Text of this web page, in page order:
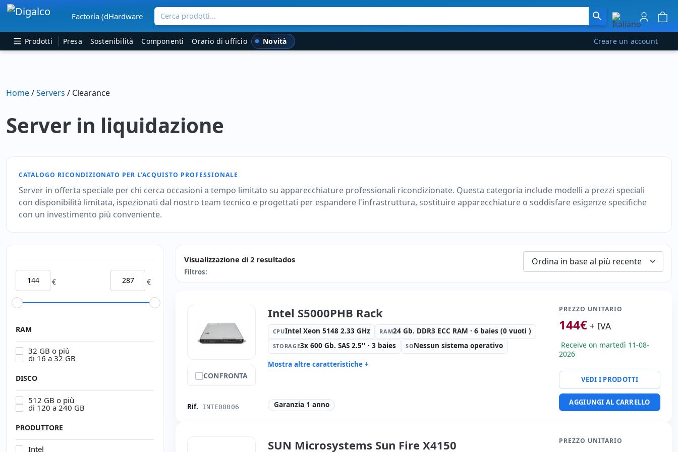
Navigazione principale
Factoría (dHardware Cerca prodotti...
Prodotti Presa Sostenibilità Componenti Orario di ufficio Novità Creare un account
Home/Servers / Clearance
Server in liquidazione
CATALOGO RICONDIZIONATO PER L’ACQUISTO PROFESSIONALE
Server in offerta speciale per chi cerca occasioni a tempo limitato su apparecchiature professionali ricondizionate. Questa categoria include modelli a prezzi speciali
con disponibilità limitata, ispezionati dal nostro team tecnico e progettati per espandere l'infrastruttura, sostituire apparecchiature o soddisfare esigenze specifiche
con un investimento più conveniente.
€ €
RAM
32 GB o più
di 16 a 32 GB
DISCO
512 GB o più
di 120 a 240 GB
PRODUTTORE
Intel
Visualizzazione di 2 resultados
Filtros:
CONFRONTA
Rif. INTE00006
Intel S5000PHB Rack
CPUIntel Xeon 5148 2.33 GHz RAM24 Gb. DDR3 ECC RAM · 6 baies (0 vuoti )
STORAGE3x 600 Gb. SAS 2.5'' · 3 baies SONessun sistema operativo
Mostra altre caratteristiche +
Alimentazione: 2x Alimentatori
(Hotplug)
Garanzia 1 anno
PREZZO UNITARIO
144€ + IVA
Receive on martedì 11-08-
2026
VEDI I PRODOTTI
AGGIUNGI AL CARRELLO
SUN Microsystems Sun Fire X4150
PREZZO UNITARIO